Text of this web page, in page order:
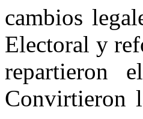
cambios
Electoral y
repartieron
Convirtieron